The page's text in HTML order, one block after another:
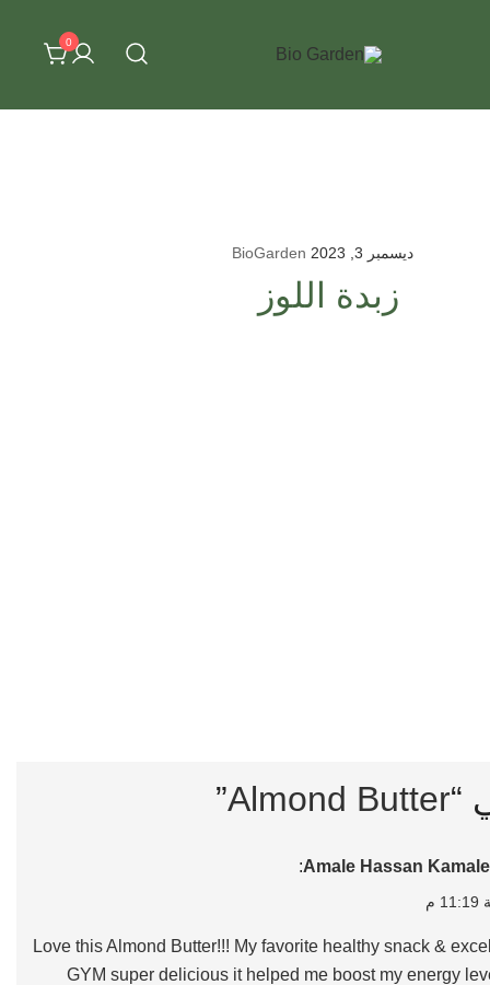
0
ديسمبر 3, 2023 BioGarden
زبدة اللوز
Almond Butter
”
Amale Hassan
:
Love this Almond Butter!!! My favorite healthy snack &
GYM super delicious it helped me boost my energy